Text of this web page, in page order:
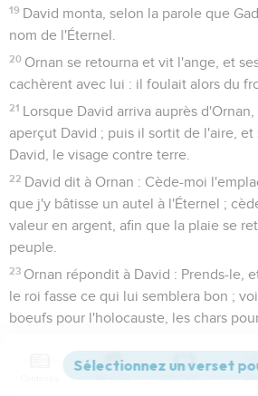
19 David monta, selon la parole que
nom de l'Éternel.
20 Ornan se retourna et vit l'ange, et
cachèrent avec lui : il foulait alors du
21 Lorsque David arriva auprès
aperçut David ; puis il sortit de l'aire,
David, le visage contre terre.
22 David dit à Ornan : Cède-moi
que j'y bâtisse un autel à l'Éternel ;
valeur en argent, afin que la plaie se
peuple.
23 Ornan répondit à David : Prends-le,
le roi fasse ce qui lui semblera bon ;
boeufs pour l'holocauste, les chars
Mais le roi David dit à Ornan : Non !
Versions Commentaires